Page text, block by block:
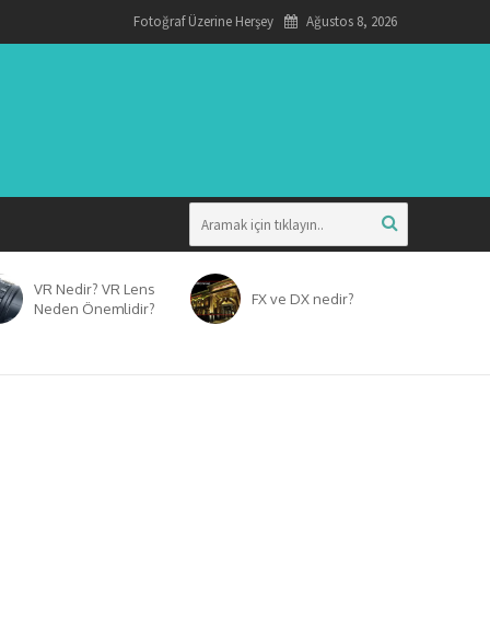
Fotoğraf Üzerine Herşey Ağustos 8, 2026
VR Nedir? VR Lens
Neden Önemlidir?
FX ve DX nedir?